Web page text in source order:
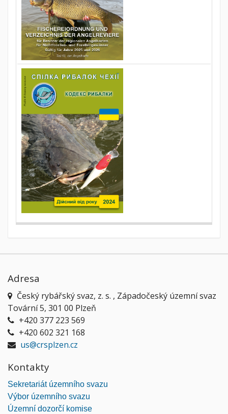
Adresa
Český rybářský svaz, z. s. , Západočeský územní svaz
Tovární 5, 301 00 Plzeň
+420 377 223 569
+420 602 321 168
us@crsplzen.cz
Kontakty
Sekretariát územního svazu
Výbor územního svazu
Územní dozorčí komise